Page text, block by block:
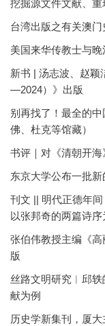
挖掘源文件文献、
台湾出版之有关澳
美国来华传教士与晚
新书 | 汤志波、赵颖
—2024）》出版
别再找了！最全的
佛、杜克等馆藏）
书评｜对《清朝开
东京大学公布一批新
刊文 || 明代正德年
以张邦奇的两篇诗
张伯伟教授主编《
版
丝路文明研究︱邱
献为例
历史学新集刊，厦